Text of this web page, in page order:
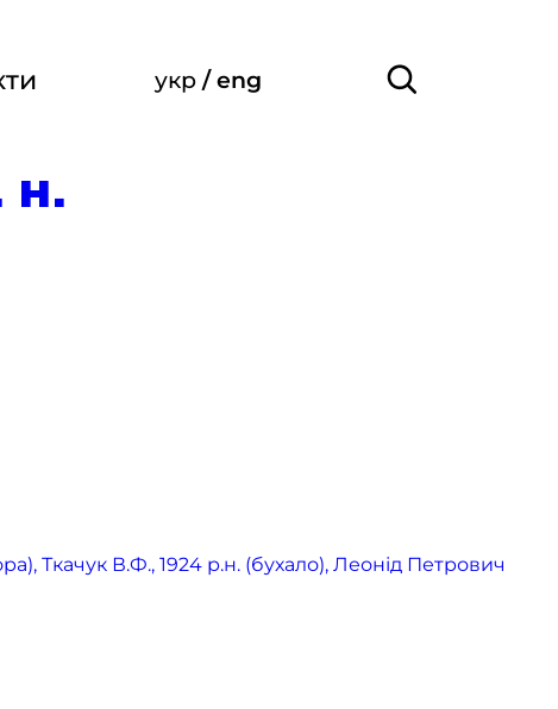
укр / eng
н.
Ткачук В.Ф., 1924 р.н. (бухало), Леонід Петрович